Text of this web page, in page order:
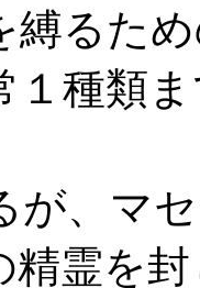
るた
１種類
、マ
精霊を